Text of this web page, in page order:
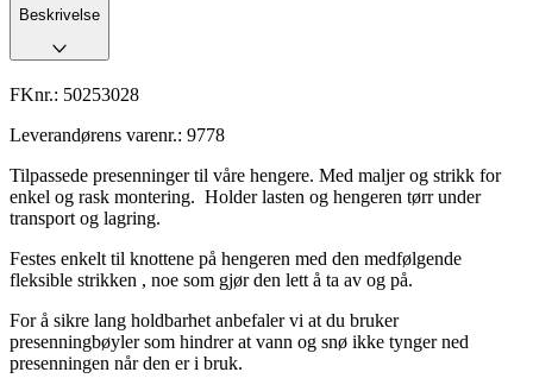
Beskrivelse
FKnr.: 50253028
Leverandørens varenr.: 9778
Tilpassede presenninger til våre hengere. Med maljer og strikk for
enkel og rask montering. Holder lasten og hengeren tørr under
transport og lagring.
Festes enkelt til knottene på hengeren med den medfølgende
fleksible strikken , noe som gjør den lett å ta av og på.
For å sikre lang holdbarhet anbefaler vi at du bruker
presenningbøyler som hindrer at vann og snø ikke tynger ned
presenningen når den er i bruk.